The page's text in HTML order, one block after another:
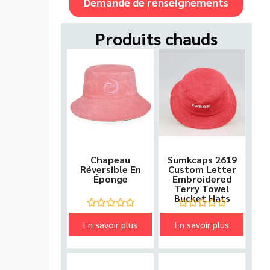
Produits chauds
Chapeau
Réversible En
Éponge
Note
0
En savoir plus
Sumkcaps 2619
Custom Letter
Embroidered
Terry Towel
Bucket Hats
Note
0
En savoir plus